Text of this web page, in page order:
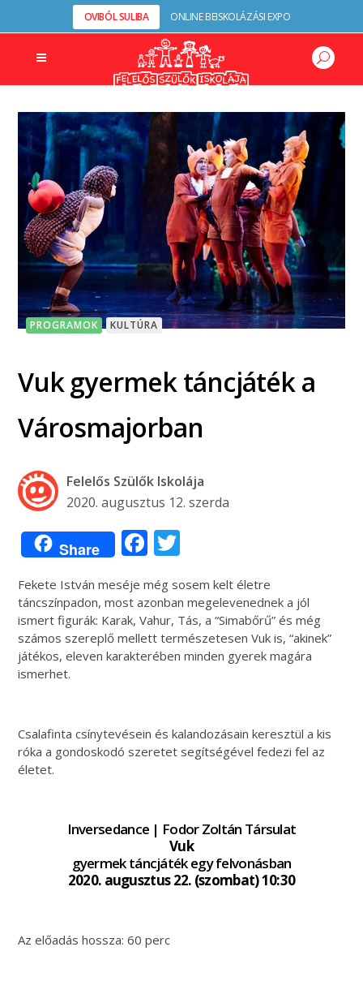
OVIBÓL SULIBA ONLINE BEISKOLÁZÁSI EXPO
PROGRAMOK KULTÚRA
Vuk gyermek táncjáték a
Városmajorban
Felelős Szülők Iskolája
2020. augusztus 12. szerda
Share Facebook
Fekete István meséje még sosem kelt életre
táncszínpadon, most azonban megelevenednek a jól
ismert figurák: Karak, Vahur, Tás, a “Simabőrű” és még
számos szereplő mellett természetesen Vuk is, “akinek”
játékos, eleven karakterében minden gyerek magára
ismerhet.
Csalafinta csínytevésein és kalandozásain keresztül a kis
róka a gondoskodó szeretet segítségével fedezi fel az
életet.
Inversedance | Fodor Zoltán Társulat
Vuk
gyermek táncjáték egy felvonásban
2020. augusztus 22. (szombat) 10:30
Az előadás hossza: 60 perc